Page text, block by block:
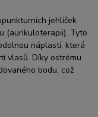
jehliček
(aurikuloterapii). Tyto
náplastí, která
vlasů. Díky ostrému
bodu, což